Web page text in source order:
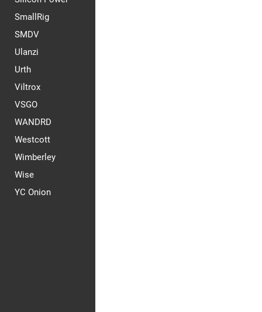
SmallRig
SMDV
Ulanzi
Urth
Viltrox
VSGO
WANDRD
Westcott
Wimberley
Wise
YC Onion